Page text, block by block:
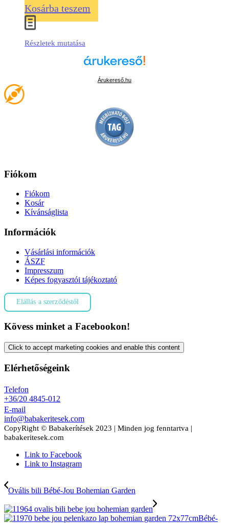
Kosárba teszem
Részletek mutatása
Árukereső.hu
Fiókom
Fiókom
Kosár
Kívánságlista
Információk
Vásárlási információk
ÁSZF
Impresszum
Képes fogyasztói tájékoztató
Elállás a szerződéstől
Kövess minket a Facebookon!
Click to accept marketing cookies and enable this content
Elérhetőségeink
Telefon
+36/20 4845-012
E-mail
info@babakeritesek.com
CopyRight © Babakerítések 2023 | Minden jog fenntartva |
babakeritesek.com
Link to Facebook
Link to Instagram
Ovális bili Bébé-Jou Bohemian Garden
Bébé-